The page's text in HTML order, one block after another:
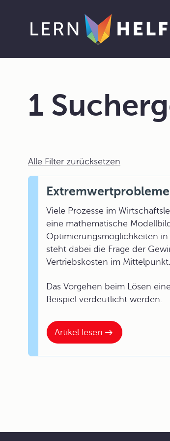
1
Alle Filter zurücksetzen
Artikel lesen
Viele Prozesse im
eine mathematische
Optimierungsmöglichkeiten
steht dabei die Frage der
Vertriebskosten im Mittelpunkt.
Das Vorgehen beim Lösen
Beispiel verdeutlicht werden.